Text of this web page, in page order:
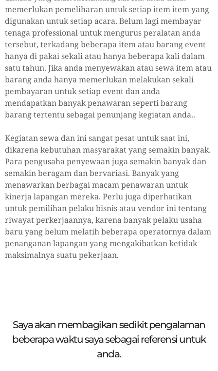
memerlukan pemeliharan untuk setiap item item yang
digunakan untuk setiap acara. Belum lagi membayar
tenaga professional untuk mengurus peralatan anda
tersebut, terkadang beberapa item atau barang event
hanya di pakai sekali atau hanya beberapa kali dalam
satu tahun. Jika anda menyewakan atau sewa item atau
barang anda hanya memerlukan melakukan sekali
pembayaran untuk setiap event dan anda
mendapatkan banyak penawaran seperti barang
barang tertentu sebagai penunjang kegiatan anda..
Kegiatan sewa dan ini sangat pesat untuk saat ini,
dikarena kebutuhan masyarakat yang semakin banyak.
Para pengusaha penyewaan juga semakin banyak dan
semakin beragam dan bervariasi. Banyak yang
menawarkan berbagai macam penawaran untuk
kinerja lapangan mereka. Perlu juga diperhatikan
untuk pemilihan pelaku bisnis atau vendor ini tentang
riwayat perkerjaannya, karena banyak pelaku usaha
baru yang belum melatih beberapa operatornya dalam
penanganan lapangan yang mengakibatkan ketidak
maksimalnya suatu pekerjaan.
Saya akan membagikan sedikit pengalaman
beberapa waktu saya sebagai referensi untuk
anda.